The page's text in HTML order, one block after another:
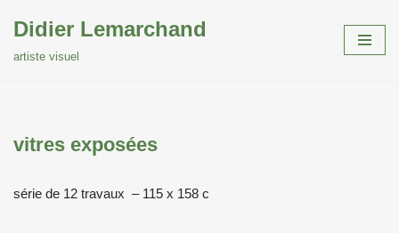
Didier Lemarchand
artiste visuel
vitres exposées
série de 12 travaux – 115 x 158 c